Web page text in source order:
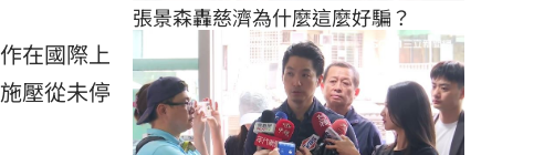
在國際上
壓從未停
張景森轟慈濟為什麼這麼好騙？